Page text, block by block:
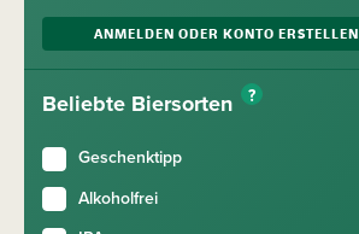
ANMELDEN ODER KONTO ERSTELLEN
Beliebte Biersorten ?
Geschenktipp
Alkoholfrei